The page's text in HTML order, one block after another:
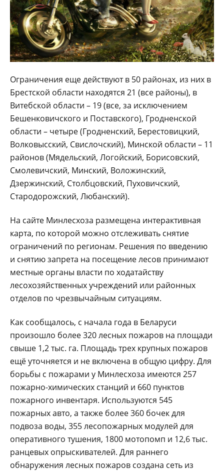
Ограничения еще действуют в 50 районах, из них в
Брестской области находятся 21 (все районы), в
Витебской области – 19 (все, за исключением
Бешенковичского и Поставского), Гродненской
области – четыре (Гродненский, Берестовицкий,
Волковысский, Свислочский), Минской области – 11
районов (Мядельский, Логойский, Борисовский,
Смолевичский, Минский, Воложинский,
Дзержинский, Столбцовский, Пуховичский,
Стародорожский, Любанский).
На сайте Минлесхоза размещена интерактивная
карта, по которой можно отслеживать снятие
ограничений по регионам. Решения по введению
и снятию запрета на посещение лесов принимают
местные органы власти по ходатайству
лесохозяйственных учреждений или районных
отделов по чрезвычайным ситуациям.
Как сообщалось, с начала года в Беларуси
произошло более 320 лесных пожаров на площади
свыше 1,2 тыс. га. Площадь трех крупных пожаров
ещё уточняется и не включена в общую цифру. Для
борьбы с пожарами у Минлесхоза имеются 257
пожарно-химических станций и 660 пунктов
пожарного инвентаря. Используются 545
пожарных авто, а также более 360 бочек для
подвоза воды, 355 лесопожарных модулей для
оперативного тушения, 1800 мотопомп и 12,6 тыс.
ранцевых опрыскивателей. Для раннего
обнаружения лесных пожаров создана сеть из